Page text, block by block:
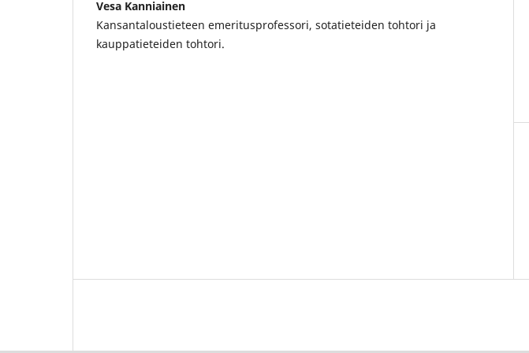
Vesa Kanniainen
Kansantaloustieteen emeritusprofessori, sotatieteiden tohtori ja
kauppatieteiden tohtori.